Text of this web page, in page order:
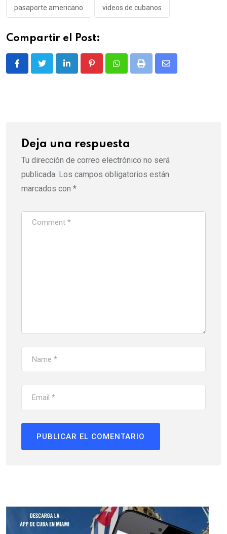
pasaporte americano videos de cubanos
Compartir el Post:
LinkedIn PinterestWhatsappPrint
Share
Deja una respuesta
Tu dirección de correo electrónico no será
publicada. Los campos obligatorios están
marcados con *